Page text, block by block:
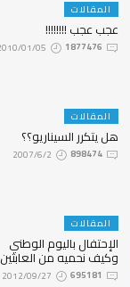
المقالات
عجب عجب !!!!!!!!
المقالات
هل يتكرر السيناريو؟؟
898474
المقالات
الإحتفال باليوم الوطني
وكيف نحميه من العابثين